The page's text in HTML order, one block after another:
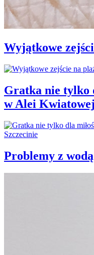
Wyjątkowe
Gratka nie tylko
w Alei
Problemy z